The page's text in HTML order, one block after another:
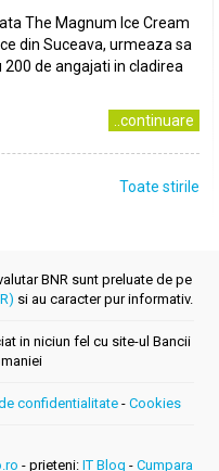
The Magnum Ice Cream
din Suceava, urmeaza sa
de angajati in cladirea
..continuare
Toate stirile
BNR sunt preluate de pe
si au caracter pur informativ.
in niciun fel cu site-ul Bancii
confidentialitate - Cookies
- prieteni: IT Blog - Cumpara